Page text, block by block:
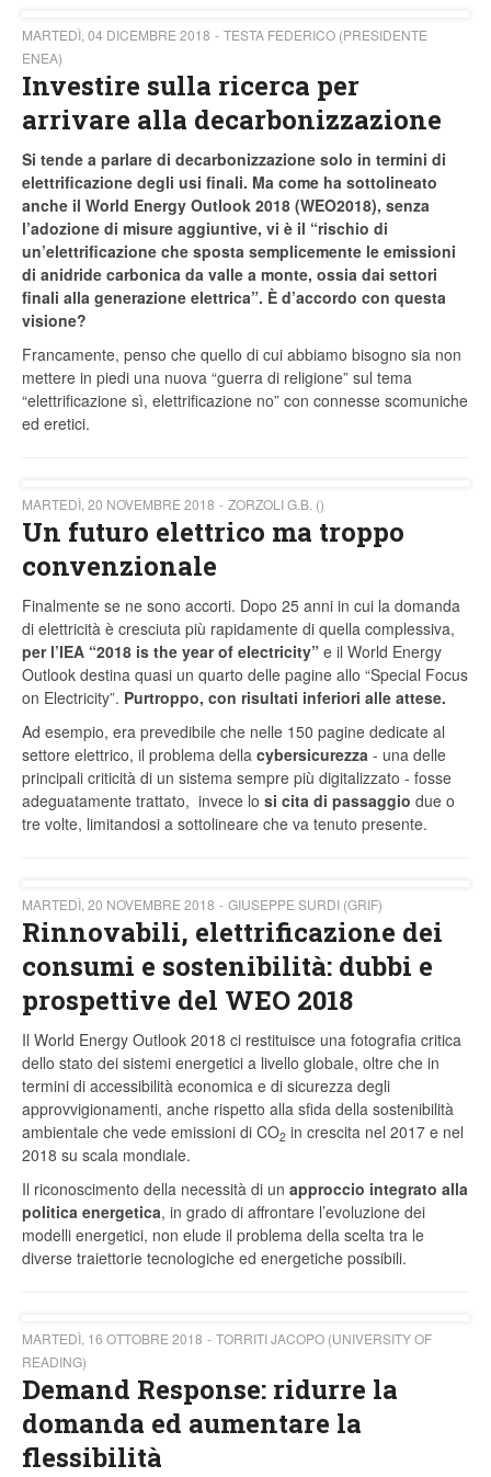
MARTEDÌ, 04 DICEMBRE 2018
TESTA FEDERICO (PRESIDENTE
ENEA)
Investire sulla ricerca per
arrivare alla decarbonizzazione
Si tende a parlare di decarbonizzazione solo in termini di
elettrificazione degli usi finali. Ma come ha sottolineato
anche il World Energy Outlook 2018 (WEO2018), senza
l’adozione di misure aggiuntive, vi è il “rischio di
un’elettrificazione che sposta semplicemente le emissioni
di anidride carbonica da valle a monte, ossia dai settori
finali alla generazione elettrica”. È d’accordo con questa
visione?
Francamente, penso che quello di cui abbiamo bisogno sia non
mettere in piedi una nuova “guerra di religione” sul tema
“elettrificazione sì, elettrificazione no” con connesse scomuniche
ed eretici.
MARTEDÌ, 20 NOVEMBRE 2018 ZORZOLI G.B. ()
Un futuro elettrico ma troppo
convenzionale
Finalmente se ne sono accorti. Dopo 25 anni in cui la domanda
di elettricità è cresciuta più rapidamente di quella complessiva,
per l’IEA “2018 is the year of electricity” e il World Energy
Outlook destina quasi un quarto delle pagine allo “Special Focus
on Electricity”. Purtroppo, con risultati inferiori alle attese.
Ad esempio, era prevedibile che nelle 150 pagine dedicate al
settore elettrico, il problema della cybersicurezza - una delle
principali criticità di un sistema sempre più digitalizzato - fosse
adeguatamente trattato, invece lo si cita di passaggio due o
tre volte, limitandosi a sottolineare che va tenuto presente.
MARTEDÌ, 20 NOVEMBRE 2018 GIUSEPPE SURDI (GRIF)
Rinnovabili, elettrificazione dei
consumi e sostenibilità: dubbi e
prospettive del WEO 2018
Il World Energy Outlook 2018 ci restituisce una fotografia critica
dello stato dei sistemi energetici a livello globale, oltre che in
termini di accessibilità economica e di sicurezza degli
approvvigionamenti, anche rispetto alla sfida della sostenibilità
ambientale che vede emissioni di CO2 in crescita nel 2017 e nel
2018 su scala mondiale.
Il riconoscimento della necessità di un approccio integrato alla
politica energetica, in grado di affrontare l’evoluzione dei
modelli energetici, non elude il problema della scelta tra le
diverse traiettorie tecnologiche ed energetiche possibili.
MARTEDÌ, 16 OTTOBRE 2018
TORRITI JACOPO (UNIVERSITY OF
READING)
Demand Response: ridurre la
domanda ed aumentare la
flessibilità